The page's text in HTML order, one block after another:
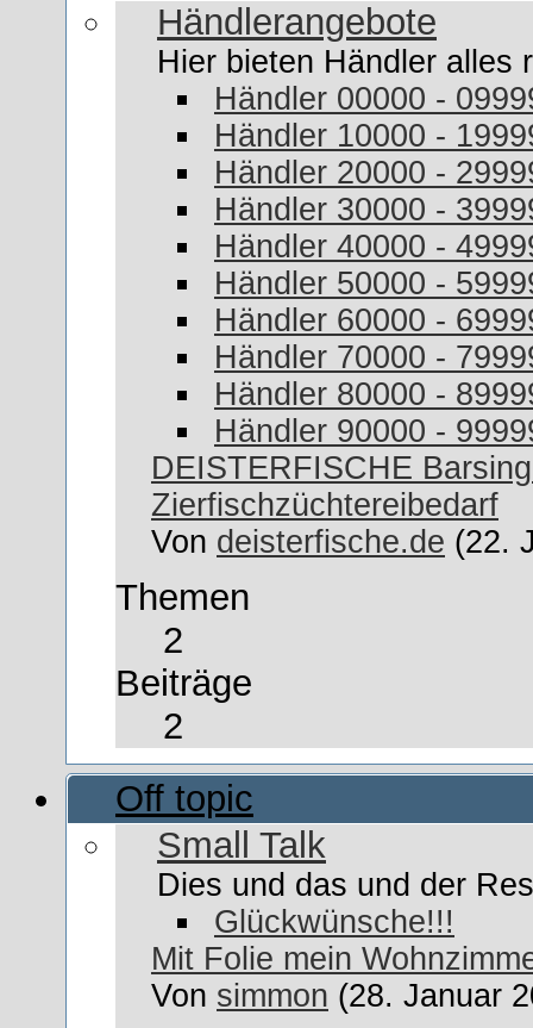
Händlerangebote
Hier bieten Händler alles
Händler 00000 -
Händler 10000 -
Händler 20000 -
Händler 30000 -
Händler 40000 -
Händler 50000 -
Händler 60000 -
Händler 70000 -
Händler 80000 -
Händler 90000 -
DEISTERFISCHE
Zierfischzüchtereibedarf
Von deisterfische.de (22.
Themen
2
Beiträge
2
Off topic
Small Talk
Dies und das und der
Glückwünsche!!!
Mit Folie mein
Von simmon (28. Januar